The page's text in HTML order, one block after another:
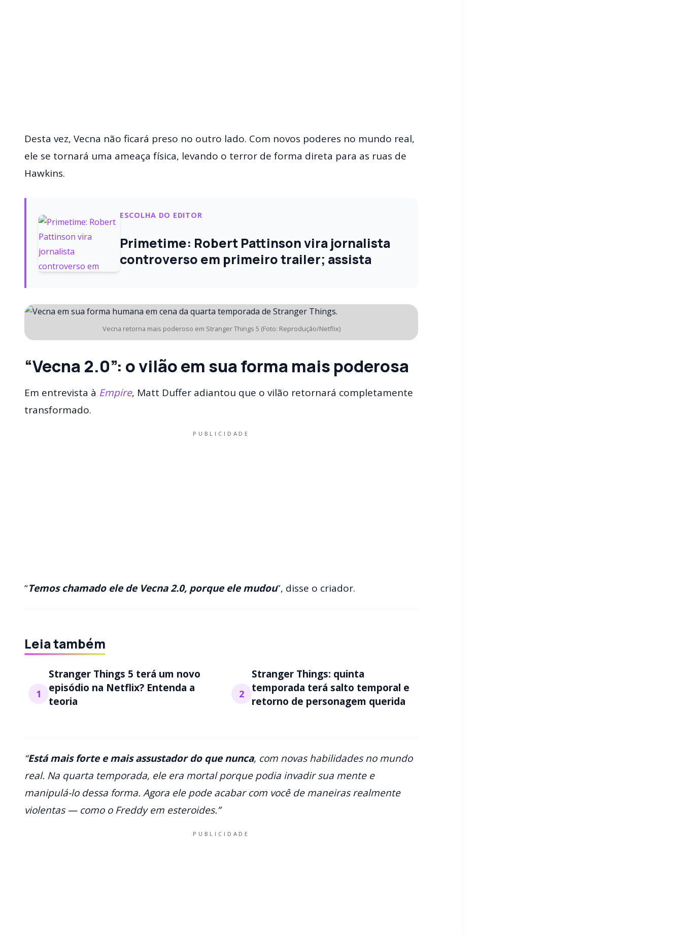
Desta vez, Vecna não ficará preso no outro lado. Com novos poderes no mundo real,
ele se tornará uma ameaça física, levando o terror de forma direta para as ruas de
Hawkins.
ESCOLHA DO EDITOR
Primetime: Robert Pattinson vira jornalista
controverso em primeiro trailer; assista
Vecna retorna mais poderoso em Stranger Things 5 (Foto: Reprodução/Netflix)
“Vecna 2.0”: o vilão em sua forma mais poderosa
Em entrevista à Empire, Matt Duffer adiantou que o vilão retornará completamente
transformado.
PUBLICIDADE
“Temos chamado ele de Vecna 2.0, porque ele mudou”, disse o criador.
Leia também
1
Stranger Things 5 terá um novo
episódio na Netflix? Entenda a
teoria
2
Stranger Things: quinta
temporada terá salto temporal e
retorno de personagem querida
“Está mais forte e mais assustador do que nunca, com novas habilidades no mundo
real. Na quarta temporada, ele era mortal porque podia invadir sua mente e
manipulá-lo dessa forma. Agora ele pode acabar com você de maneiras realmente
violentas — como o Freddy em esteroides.”
PUBLICIDADE